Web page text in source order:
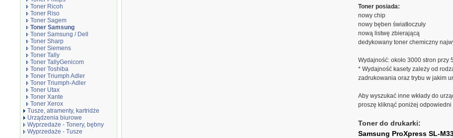
Toner Ricoh
Toner Riso
Toner Sagem
Toner Samsung
Toner Samsung / Dell
Toner Sharp
Toner Siemens
Toner Tally
Toner TallyGenicom
Toner Toshiba
Toner Triumph Adler
Toner Triumph-Adler
Toner Utax
Toner Xante
Toner Xerox
Tusze, atramenty, kartridże
Urządzenia biurowe
Wyprzedaże - Tonery, bębny
Wyprzedaże - Tusze
Toner posiada:
nowy chip
nowy bęben światłoczuły
nową listwę zbierającą
dedykowany toner chemiczny
Wydajność: około 3000 stron przy
* Wydajność kasety zależy od
zadrukowania oraz trybu w jakim
Aby wyszukać inne wkłady do
proszę kliknąć poniżej odpowiedni
Toner do drukarki:
Samsung ProXpress SL-